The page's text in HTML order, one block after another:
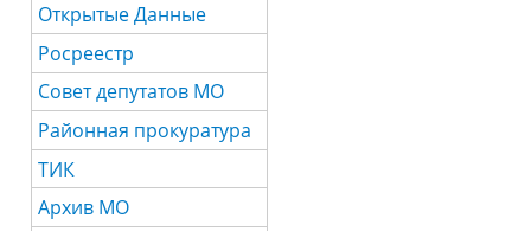
Открытые Данные
Росреестр
Совет депутатов МО
Районная прокуратура
ТИК
Архив МО